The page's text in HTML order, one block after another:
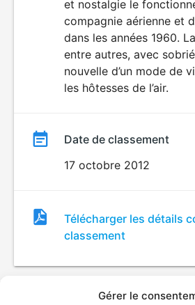
Gérer le
et nostalgie le
compagnie aérienne et
dans les années 1960.
entre autres, avec
nouvelle d’un mode de
les hôtesses de l’air.
Date de classement
17 octobre 2012
Fichier
de
classement
Télécharger les détails
classement